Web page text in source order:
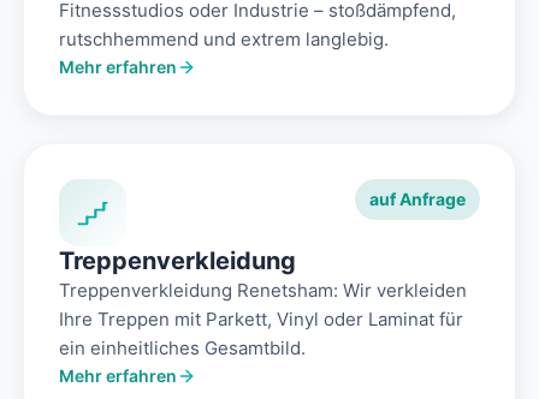
Fitnessstudios oder Industrie – stoßdämpfend,
rutschhemmend und extrem langlebig.
Mehr erfahren
auf Anfrage
Treppenverkleidung
Treppenverkleidung Renetsham: Wir verkleiden
Ihre Treppen mit Parkett, Vinyl oder Laminat für
ein einheitliches Gesamtbild.
Mehr erfahren